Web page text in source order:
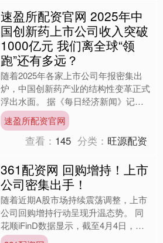
速盈所配资官网 2025年中
国创新药上市公司收入突破
1000亿元 我们离全球“领
跑”还有多远？
随着2025年各家上市公司年报密集出
炉，中国创新药产业的结构性变革正式
浮出水面。 据《每日经济新闻》记者
（以下简称每经记者）不完全统计，百
济神州、信达生物、华领....
速盈所配资官网
查看： 145 分类： 旺源配资
361配资网 回购增持！上市
公司密集出手！
随着近期A股市场持续震荡调整，上市
公司回购增持行动呈现升温态势。 同
花顺iFinD数据显示，截至4月4日，年
内已有超50家上市公司披露使用专项